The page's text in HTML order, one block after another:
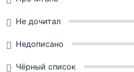
Не дочитал
Недописано
Чёрный список